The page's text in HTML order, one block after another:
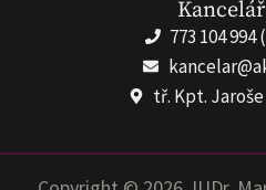
773 104 994
tř. Kpt.